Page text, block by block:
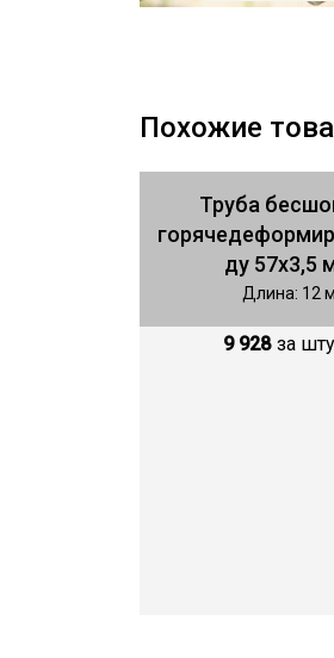
Похожие
Труба
ду 57х3,5
Длина: 12 м
9 928 за